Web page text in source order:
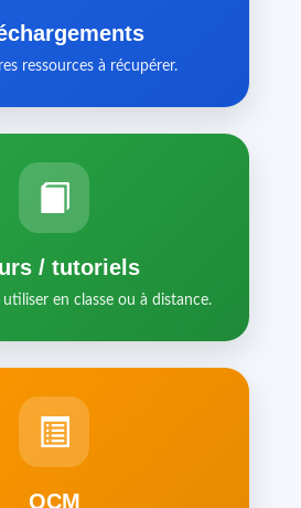
ressources à récupérer.
/ tutoriels
en classe ou à distance.
QCM